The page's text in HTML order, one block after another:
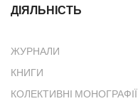
ДІЯЛЬНІСТЬ
ЖУРНАЛИ
КНИГИ
КОЛЕКТИВНІ МОНОГРАФІЇ